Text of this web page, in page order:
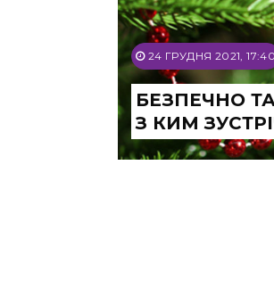
24 ГРУДНЯ 2021, 17:40
БЕЗПЕЧНО
З КИМ